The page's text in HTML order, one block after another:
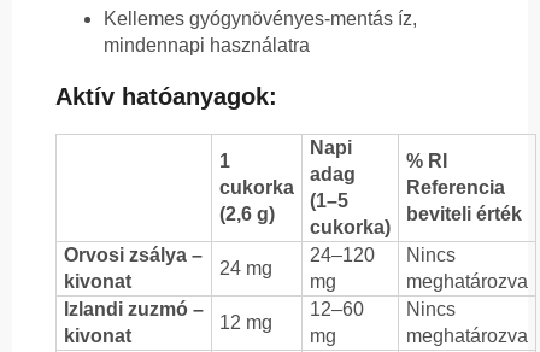
Kellemes gyógynövényes-mentás íz,
mindennapi használatra
Aktív hatóanyagok:
1
cukorka
(2,6 g)
Napi
adag
(1–5
cukorka)
% RI
Referencia
beviteli érték
Orvosi zsálya –
kivonat
24 mg
24–120
mg
Nincs
meghatározva
Izlandi zuzmó –
kivonat
12 mg
12–60
mg
Nincs
meghatározva